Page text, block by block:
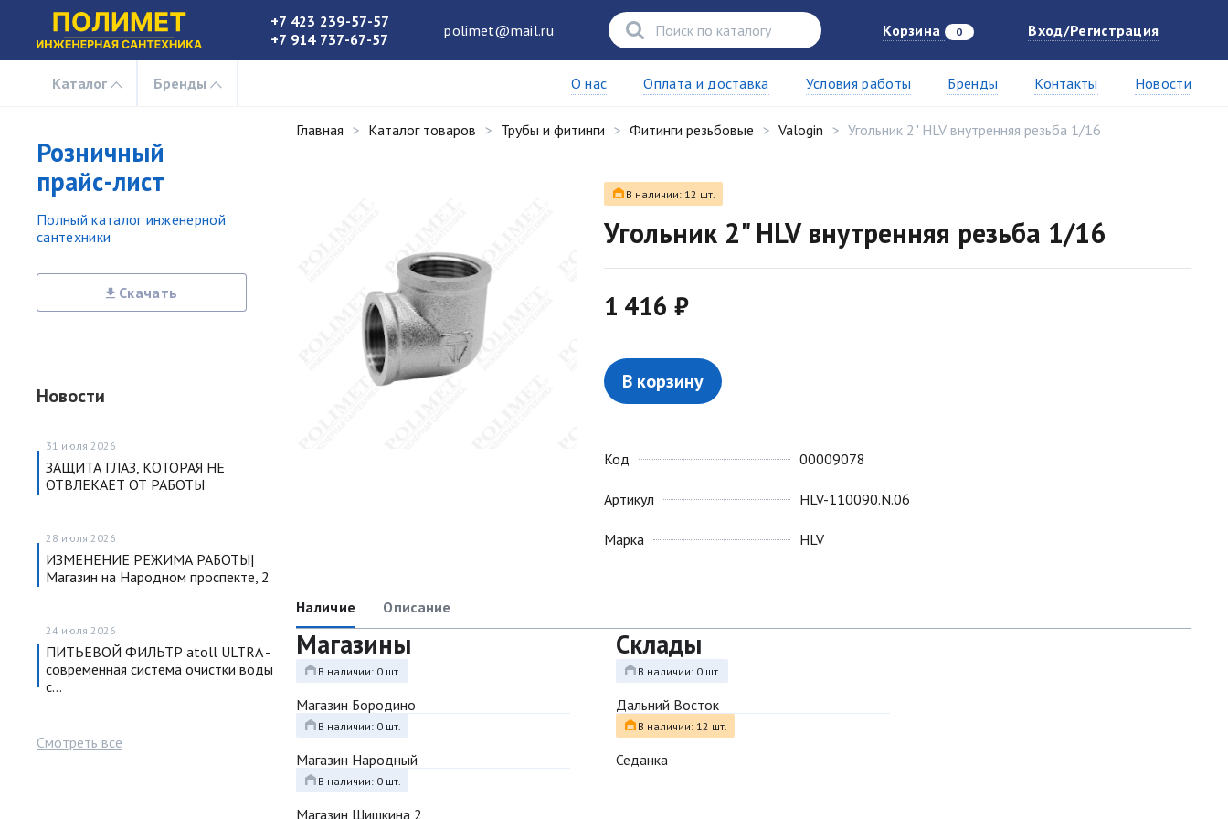
+7 423 239-57-57
+7 914 737-67-57
polimet@mail.ru Корзина 0 Вход/Регистрация
Каталог Бренды О нас Оплата и доставка Условия работы Бренды Контакты Новости
Розничный
прайс-лист
Полный каталог инженерной
сантехники
Скачать
Новости
31 июля 2026
ЗАЩИТА ГЛАЗ, КОТОРАЯ НЕ
ОТВЛЕКАЕТ ОТ РАБОТЫ
28 июля 2026
ИЗМЕНЕНИЕ РЕЖИМА РАБОТЫ|
Магазин на Народном проспекте, 2
24 июля 2026
ПИТЬЕВОЙ ФИЛЬТР atoll ULTRA -
современная система очистки воды
с…
Смотреть все
Главная Каталог товаров Трубы и фитинги Фитинги резьбовые Valogin Угольник 2" HLV внутренняя резьба 1/16
В наличии: 12 шт.
Угольник 2" HLV внутренняя резьба 1/16
1 416 ₽
В корзину
Код
Артикул
Марка
00009078
HLV-110090.N.06
HLV
Наличие Описание
Магазины
В наличии: 0 шт.
Магазин Бородино
В наличии: 0 шт.
Магазин Народный
В наличии: 0 шт.
Магазин Шишкина 2
Склады
В наличии: 0 шт.
Дальний Восток
В наличии: 12 шт.
Седанка